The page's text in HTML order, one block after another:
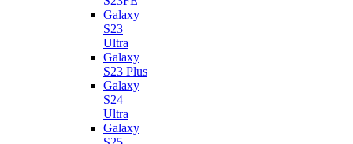
Galaxy
S23
Ultra
Galaxy
S23 Plus
Galaxy
S24
Ultra
Galaxy